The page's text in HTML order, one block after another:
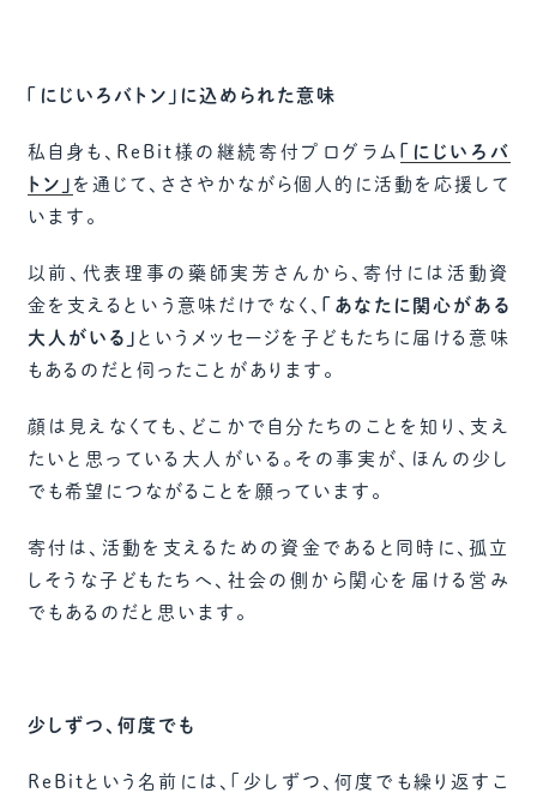
「にじいろバトン」に込められた意味
私自身も、ReBit様の継続寄付プログラム 「にじいろバ
トン」 を通じて、ささやかながら個人的に活動を応援して
います。
以前、代表理事の藥師実芳さんから、寄付には活動資
金を支えるという意味だけでなく、
「あなたに関心がある
大人がいる」 というメッセージを子どもたちに届ける意味
もあるのだと伺ったことがあります。
顔は見えなくても、どこかで自分たちのことを知り、支え
たいと思っている大人がいる。その事実が、ほんの少し
でも希望につながることを願っています。
寄付は、活動を支えるための資金であると同時に、孤立
しそうな子どもたちへ、社会の側から関心を届ける営み
でもあるのだと思います。
少しずつ、何度でも
ReBitという名前には、「少しずつ、何度でも繰り返すこ